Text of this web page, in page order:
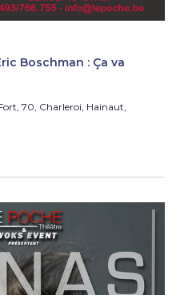
Boschman : Ça va
70, Charleroi, Hainaut,